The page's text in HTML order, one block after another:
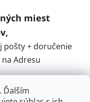
Ďalším
miest
pošty + doručenie
na Adresu